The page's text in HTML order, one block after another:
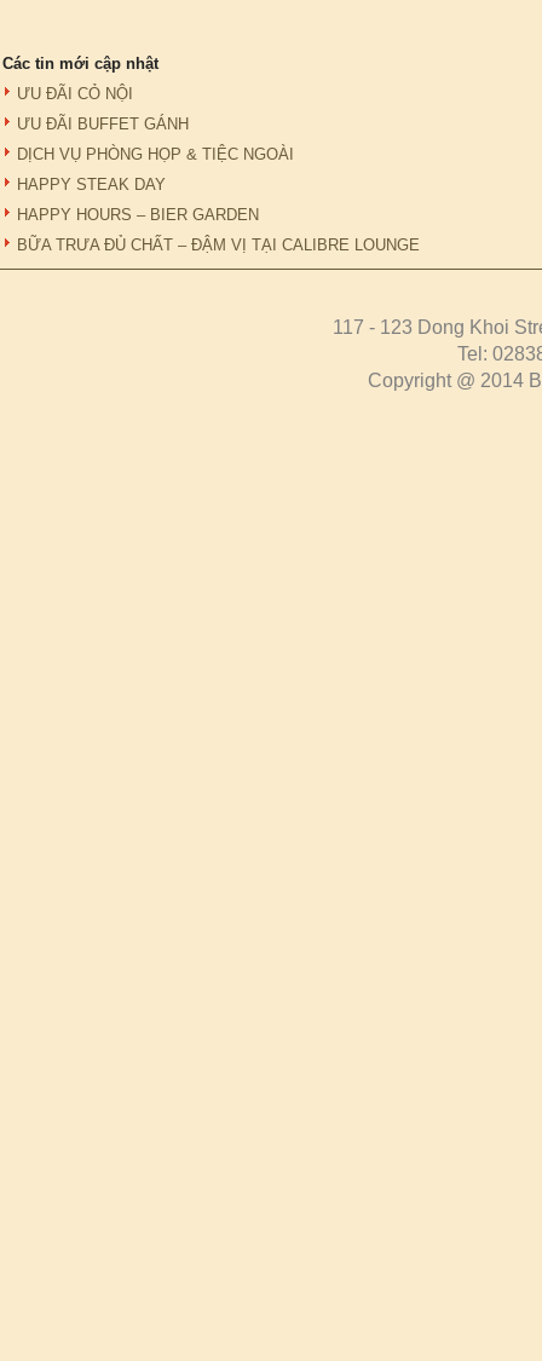
Các tin mới cập nhật
ƯU ĐÃI CỎ NỘI
ƯU ĐÃI BUFFET GÁNH
DỊCH VỤ PHÒNG HỌP & TIỆC NGOÀI
HAPPY STEAK DAY
HAPPY HOURS – BIER GARDEN
BỮA TRƯA ĐỦ CHẤT – ĐẬM VỊ TẠI CALIBRE LOUNGE
117 - 123 Dong Khoi
Tel:
Copyright @ 2014